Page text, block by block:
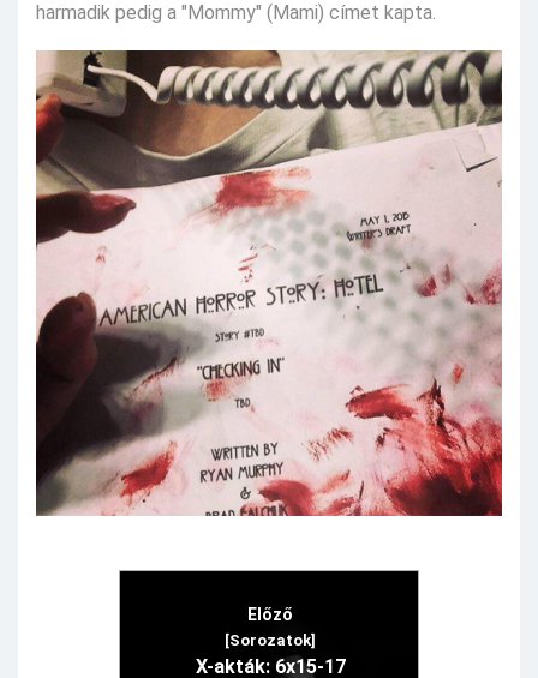
harmadik pedig a "Mommy" (Mami) címet kapta.
Előző
[Sorozatok]
X-akták: 6x15-17